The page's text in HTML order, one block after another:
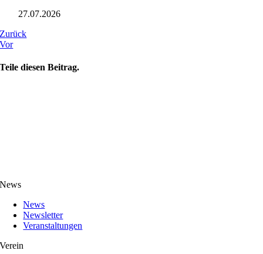
27.07.2026
Zurück
Vor
Teile diesen Beitrag.
News
News
Newsletter
Veranstaltungen
Verein